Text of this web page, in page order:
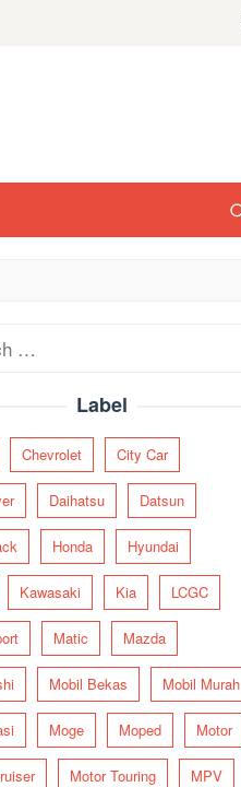
Label
Chevrolet City Car
Daihatsu Datsun
Honda Hyundai
Kawasaki Kia LCGC
Matic Mazda
Mobil Bekas Mobil Murah
Moge Moped Motor
Motor Touring MPV